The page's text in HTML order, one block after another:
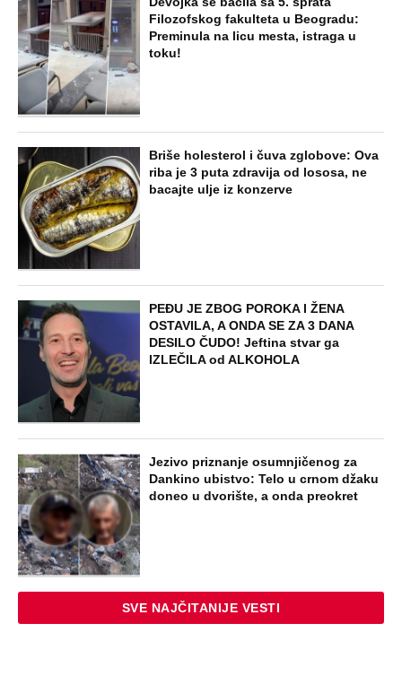
Filozofskog fakulteta u Beogradu:
Preminula na licu mesta, istraga u
toku!
Briše holesterol i čuva zglobove: Ova
riba je 3 puta zdravija od lososa, ne
bacajte ulje iz konzerve
PEĐU JE ZBOG POROKA I ŽENA
OSTAVILA, A ONDA SE ZA 3 DANA
DESILO ČUDO! Jeftina stvar ga
IZLEČILA od ALKOHOLA
Jezivo priznanje osumnjičenog za
Dankino ubistvo: Telo u crnom džaku
doneo u dvorište, a onda preokret
SVE NAJČITANIJE VESTI